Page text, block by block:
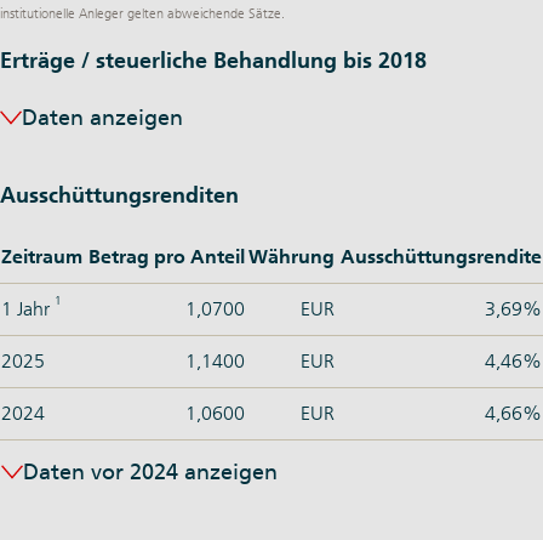
institutionelle Anleger gelten abweichende Sätze.
Erträge / steuerliche Behandlung bis 2018
Daten anzeigen
Ausschüttungsrenditen
Zeitraum Betrag pro Anteil Währung Ausschüttungsrendite
1 Jahr 1 1,0700 EUR 3,69%
2025 1,1400 EUR 4,46%
2024 1,0600 EUR 4,66%
Daten vor 2024 anzeigen